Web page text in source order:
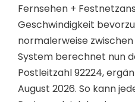
Fernsehen +
Geschwindigkeit
normalerweise zwischen
System berechnet nun
Postleitzahl 92224,
August 2026. So kann